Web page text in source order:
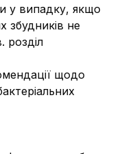
у випадку, якщо
збудників не
розділ
щодо